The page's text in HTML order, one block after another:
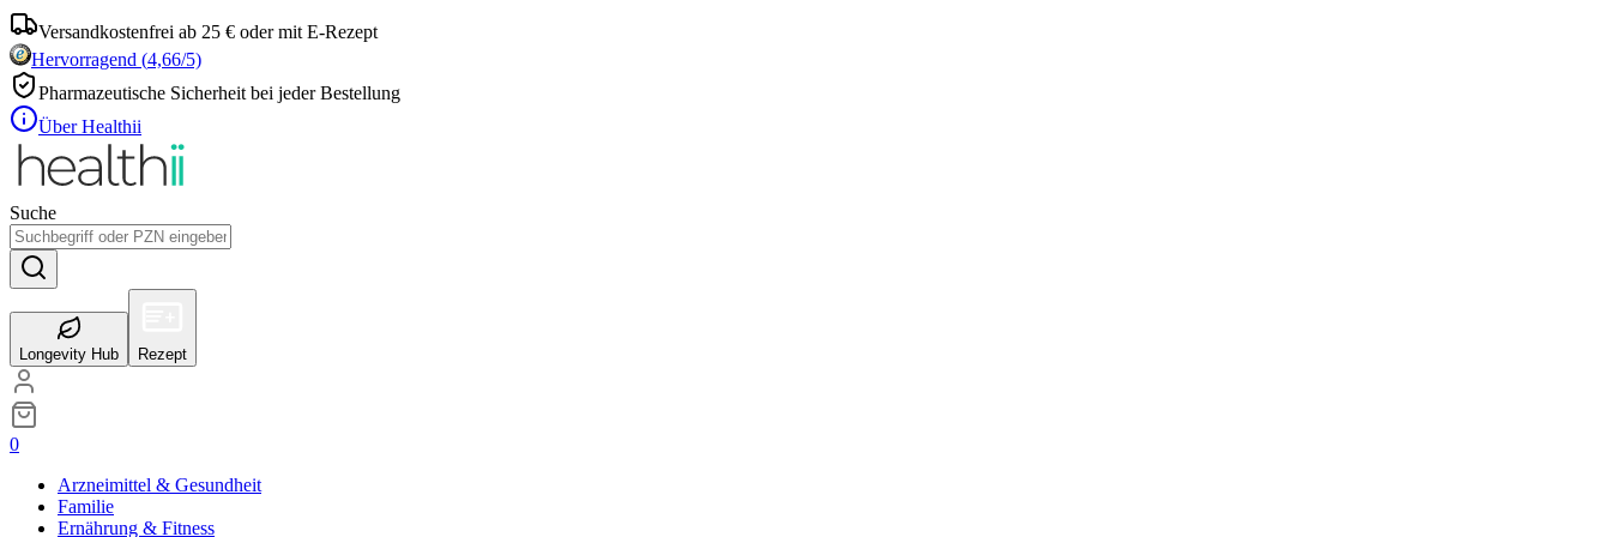
Versandkostenfrei ab 25 € oder mit E-Rezept
Hervorragend (4,66/5)
Pharmazeutische Sicherheit bei jeder Bestellung
Über Healthii
Suche
Longevity Hub Rezept
0
Arzneimittel & Gesundheit
Familie
Ernährung & Fitness